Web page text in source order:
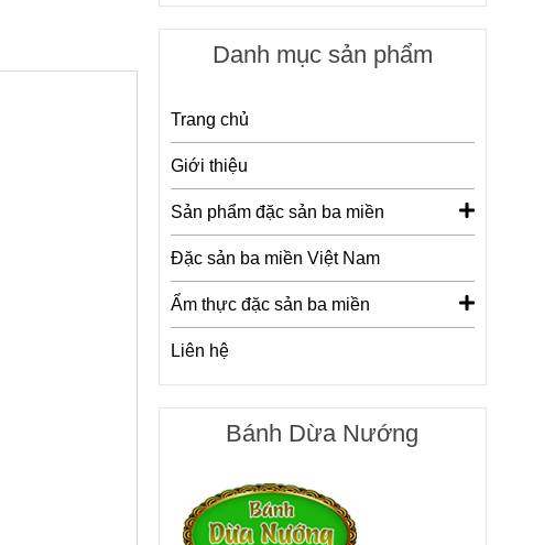
Danh mục sản phẩm
Trang chủ
Giới thiệu
Sản phẩm đặc sản ba miền
Đặc sản ba miền Việt Nam
Ẩm thực đặc sản ba miền
Liên hệ
Bánh Dừa Nướng